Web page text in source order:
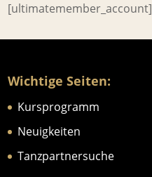
[ultimatemember_account]
Wichtige Seiten:
Kursprogramm
Neuigkeiten
Tanzpartnersuche